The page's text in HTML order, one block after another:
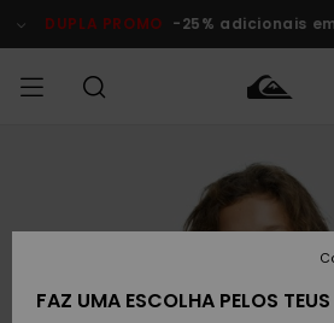
do
DUPLA PROMO -25% adicionais
Roupas
MENINO
Roupas
MULHER
Shop
chegados
Surf Shop
Homem
Crianças
Artigos
Neve
Homem
Artigos
Outlet
Homem
Criança
encomenda
Devoluções
FAZ UMA ESCOLHA PELOS